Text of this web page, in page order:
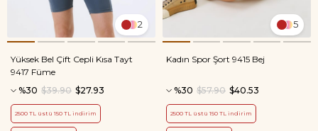
2
Yüksek Bel Çift Cepli Kısa Tayt
9417 Füme
%30
$27.93
$39.90
2500 TL üstü 150 TL indirim
5
Kadın Spor Şort 9415 Bej
%30 $40.53
$57.90
2500 TL üstü 150 TL indirim